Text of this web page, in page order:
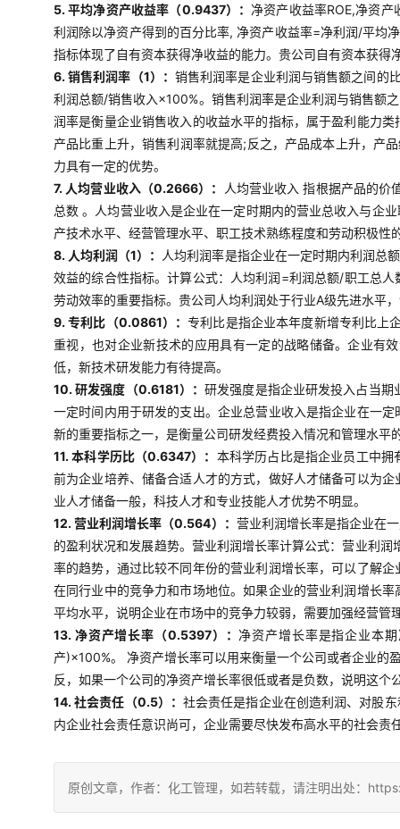
5. 平均净资产收益率（0.9437）： 净资产收益率ROE,净资
利润除以净资产得到的百分比率, 净资产收益率=净利润/平均
指标体现了自有资本获得净收益的能力。贵公司自有资本获
6. 销售利润率（1）： 销售利润率是企业利润与销售额之间的
利润总额/销售收入×100%。销售利润率是企业利润与销售额
润率是衡量企业销售收入的收益水平的指标，属于盈利能力
产品比重上升，销售利润率就提高;反之，产品成本上升，产
力具有一定的优势。
7. 人均营业收入（0.2666）：
人均营业收入 指根据产品的价
总数 。人均营业收入是企业在一定时期内的营业总收入与企
产技术水平、经营管理水平、职工技术熟练程度和劳动积极
8. 人均利润（1）： 人均利润率是指企业在一定时期内利润总
效益的综合性指标。计算公式：人均利润=利润总额/职工总
劳动效率的重要指标。贵公司人均利润处于行业A级先进水平
9. 专利比（0.0861）：专利比是指企业本年度新增专利比上
重视，也对企业新技术的应用具有一定的战略储备。企业有
低，新技术研发能力有待提高。
10. 研发强度（0.6181）：研发强度是指企业研发投入占当
一定时间内用于研发的支出。企业总营业收入是指企业在一
新的重要指标之一，是衡量公司研发经费投入情况和管理水
11. 本科学历比（0.6347）： 本科学历占比是指企业员工中
前为企业培养、储备合适人才的方式，做好人才储备可以为
业人才储备一般，科技人才和专业技能人才优势不明显。
12. 营业利润增长率（0.564）： 营业利润增长率是指企业在
的盈利状况和发展趋势。营业利润增长率计算公式：营业利
率的趋势，通过比较不同年份的营业利润增长率，可以了解
在同行业中的竞争力和市场地位。如果企业的营业利润增长
平均水平，说明企业在市场中的竞争力较弱，需要加强经营
13. 净资产增长率（0.5397）： 净资产增长率是指企业本
产)×100%。 净资产增长率可以用来衡量一个公司或者企业的
反，如果一个公司的净资产增长率很低或者是负数，说明这
14. 社会责任（0.5）： 社会责任是指企业在创造利润、对股
内企业社会责任意识尚可，企业需要尽快发布高水平的社会责
原创文章，作者：化工管理，如若转载，请注明出处：